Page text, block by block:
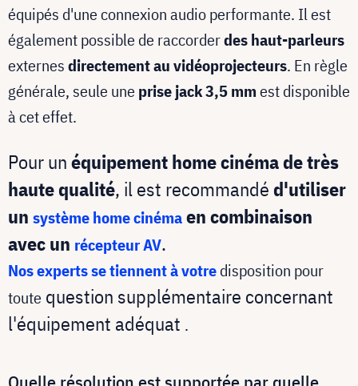
équipés d'une connexion audio performante. Il est
également possible de raccorderdes haut-parleurs
externesdirectement au vidéoprojecteurs. En règle
générale, seule une prise jack 3,5 mmest disponible
à cet effet.
Pour unéquipement home cinéma de très
haute qualité, ilest recommandé d'utiliser
un système home cinémaen combinaison
avec un récepteur AV.
Nos experts se tiennent à votredisposition pour
toute question supplémentaire concernant
l'équipement adéquat .